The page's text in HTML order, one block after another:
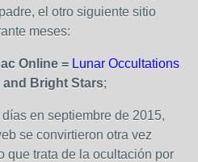
el otro siguiente sitio
meses:
Online = Lunar Occultations
and Bright Stars;
en septiembre de 2015,
se convirtieron otra vez
que trata de la ocultación por